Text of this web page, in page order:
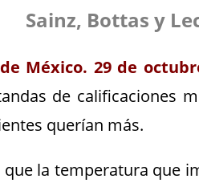
Sainz, Bottas y
México. 29 de
de calificaciones
querían más.
la temperatura que